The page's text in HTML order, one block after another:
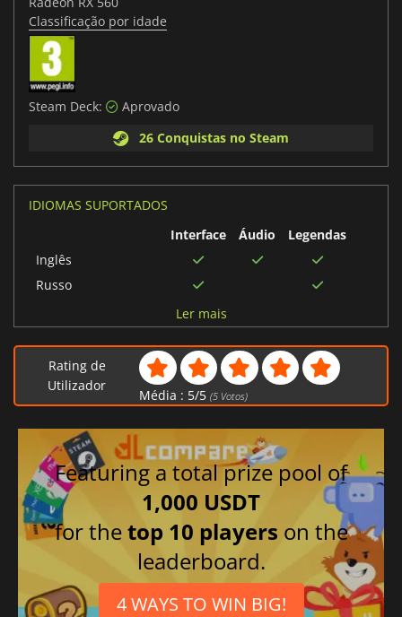
Classificação por idade
Steam Deck:
Aprovado
26 Conquistas no Steam
IDIOMAS SUPORTADOS
Interface
Áudio
Legendas
Inglês
Russo
Chinês simplificado
Japonês
Coreano
Português brasileiro
Francês
Ler mais
Rating de
Utilizador
Média : 5/5 (5Votos)
Featuring a total prize pool of
1,000 USDT
for thetop 10 players on the
leaderboard.
4 WAYS TO WIN BIG!